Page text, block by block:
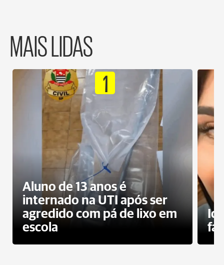
MAIS LIDAS
1
Aluno de 13 anos é
internado na UTI após ser
agredido com pá de lixo em
escola